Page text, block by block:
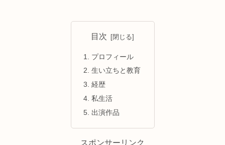
目次
プロフィール
生い立ちと教育
経歴
私生活
出演作品
スポンサーリンク